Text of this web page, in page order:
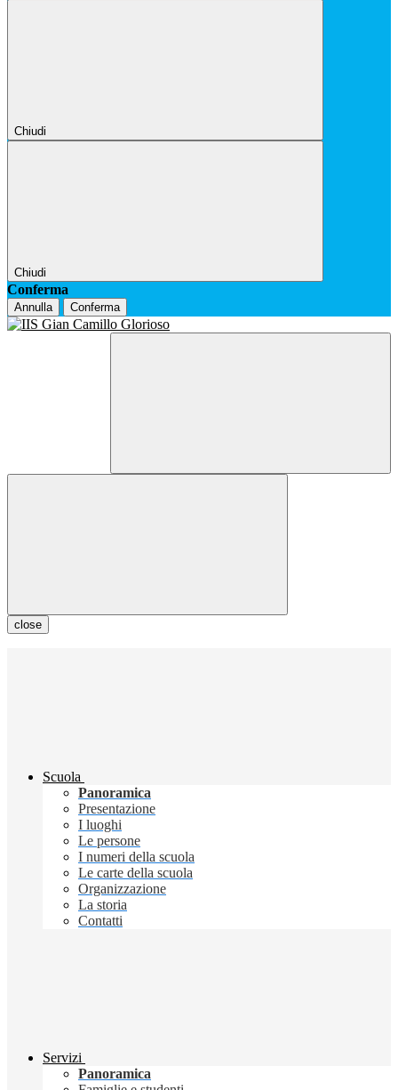
Chiudi
Chiudi
Conferma
Annulla Conferma
close
Scuola
Panoramica
Presentazione
I luoghi
Le persone
I numeri della scuola
Le carte della scuola
Organizzazione
La storia
Contatti
Servizi
Panoramica